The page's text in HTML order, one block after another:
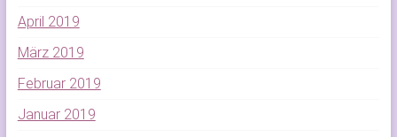
April 2019
März 2019
Februar 2019
Januar 2019